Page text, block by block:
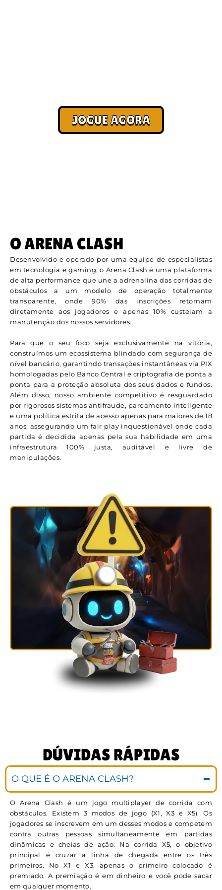
JOGUE AGORA
O ARENA CLASH
Desenvolvido e operado por uma equipe de especialistas
em tecnologia e gaming, o Arena Clash é uma plataforma
de alta performance que une a adrenalina das corridas de
obstáculos a um modelo de operação totalmente
transparente, onde 90% das inscrições retornam
diretamente aos jogadores e apenas 10% custeiam a
manutenção dos nossos servidores.
Para que o seu foco seja exclusivamente na vitória,
construímos um ecossistema blindado com segurança de
nível bancário, garantindo transações instantâneas via PIX
homologadas pelo Banco Central e criptografia de ponta a
ponta para a proteção absoluta dos seus dados e fundos.
Além disso, nosso ambiente competitivo é resguardado
por rigorosos sistemas antifraude, pareamento inteligente
e uma política estrita de acesso apenas para maiores de 18
anos, assegurando um fair play inquestionável onde cada
partida é decidida apenas pela sua habilidade em uma
infraestrutura 100% justa, auditável e livre de
manipulações.
DÚVIDAS RÁPIDAS
O QUE É O ARENA CLASH?
O Arena Clash é um jogo multiplayer de corrida com
obstáculos. Existem 3 modos de jogo (X1, X3 e X5). Os
jogadores se inscrevem em um desses modos e competem
contra outras pessoas simultaneamente em partidas
dinâmicas e cheias de ação. Na corrida X5, o objetivo
principal é cruzar a linha de chegada entre os três
primeiros. No X1 e X3, apenas o primeiro colocado é
premiado. A premiação é em dinheiro e você pode sacar
em qualquer momento.